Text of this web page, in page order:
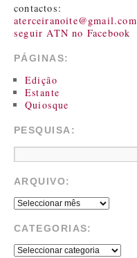
contactos:
aterceiranoite@gmail.com
seguir ATN no Facebook
PÁGINAS:
Edição
Estante
Quiosque
PESQUISA:
ARQUIVO:
CATEGORIAS: